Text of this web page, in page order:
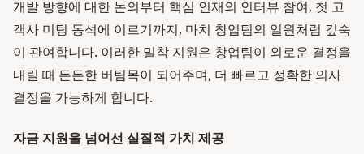
개발 방향에 대한 논의부터 핵심 인재의 인터뷰 참여, 첫 고
객사 미팅 동석에 이르기까지, 마치 창업팀의 일원처럼 깊숙
이 관여합니다. 이러한 밀착 지원은 창업팀이 외로운 결정을
내릴 때 든든한 버팀목이 되어주며, 더 빠르고 정확한 의사
결정을 가능하게 합니다.
자금 지원을 넘어선 실질적 가치 제공